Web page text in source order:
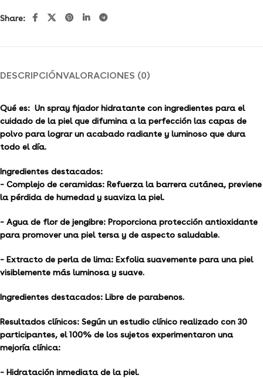
Share:
DESCRIPCIÓNVALORACIONES (0)
Qué es: Un spray fijador hidratante con ingredientes para el
cuidado de la piel que difumina a la perfección las capas de
polvo para lograr un acabado radiante y luminoso que dura
todo el día.
Ingredientes destacados:
– Complejo de ceramidas: Refuerza la barrera cutánea, previene
la pérdida de humedad y suaviza la piel.
– Agua de flor de jengibre: Proporciona protección antioxidante
para promover una piel tersa y de aspecto saludable.
– Extracto de perla de lima: Exfolia suavemente para una piel
visiblemente más luminosa y suave.
Ingredientes destacados: Libre de parabenos.
Resultados clínicos: Según un estudio clínico realizado con 30
participantes, el 100% de los sujetos experimentaron una
mejoría clínica:
– Hidratación inmediata de la piel.